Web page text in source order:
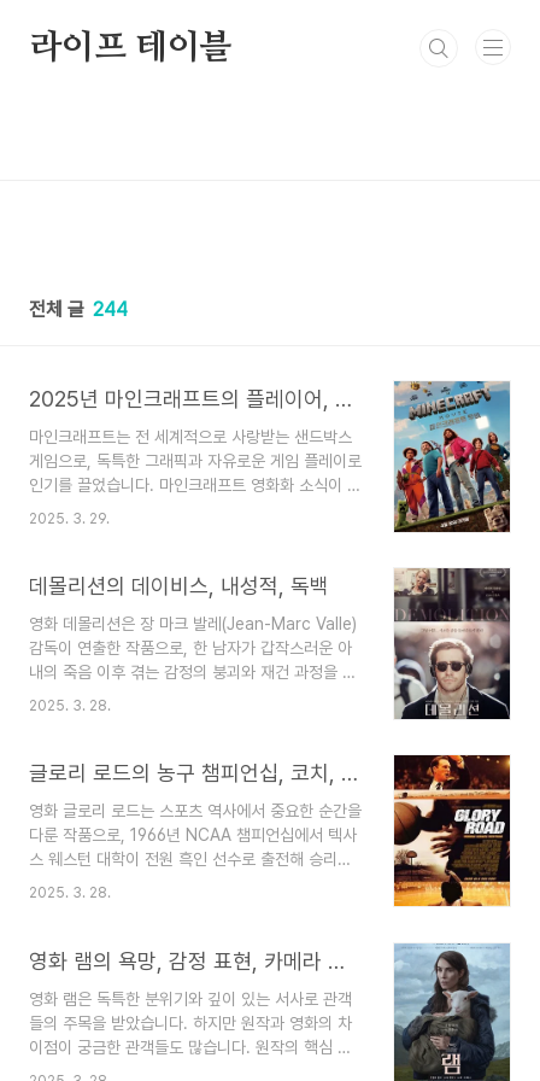
라이프 테이블
전체 글 244
2025년 마인크래프트의 플레이어, 아바타, 세계관
마인크래프트는 전 세계적으로 사랑받는 샌드박스
게임으로, 독특한 그래픽과 자유로운 게임 플레이로
인기를 끌었습니다. 마인크래프트 영화화 소식이 전
해지면서 원작 팬들의 기대와 우려가 동시에 커졌습
중심으로 자세히 비교 분석해 보겠습니다.1. 플레이
리가 없습니다. 게임 내에서 플레이어는 자유롭게
자원을 채집하고, 건축을 하며, 크리퍼(Creeper)와
같은 몬스터를 피하거나 물리치는 등 자신만의 이야
기를 만들어 나갑니다. 플레이어의 창의성이 게임의
엔더 드래곤(Ender..
2025. 3. 29.
데몰리션의 데이비스, 내성적, 독백
영화 데몰리션은 장 마크 발레(Jean-Marc Valle)
감독이 연출한 작품으로, 한 남자가 갑작스러운 아
내의 죽음 이후 겪는 감정의 붕괴와 재건 과정을 그
린 드라마 영화입니다. 영화는 원작 소설의 감정선
원작은 주인공의 내면 심리와 상실감에 대한 깊이
감정을 시각적으로 표현하면서 보다 직접적이고 극
적인 장면을 통해 관객의 공감을 끌어냅니다. 또한
원작이 주인공의 내면 탐구에 집중했다면, 영화는
주인공이 타인과의 관계를 통해 자신의 감정을 치유
방식의 세 가지..
2025. 3. 28.
글로리 로드의 농구 챔피언십, 코치, 슬로우
영화 글로리 로드는 스포츠 역사에서 중요한 순간을
다룬 작품으로, 1966년 NCAA 챔피언십에서 텍사
스 웨스턴 대학이 전원 흑인 선수로 출전해 승리한
실화를 바탕으로 제작되었습니다. 원작은 실제 사건
반해 영화는 스포츠 경기의 긴장감과 팀워크, 그리
고 인종 차별을 극복하는 과정에서의 감정적 요소를
강조합니다. 원작이 사건의 사실성과 스포츠의 기술
적 측면을 중점적으로 다루지만 영화는 드라마틱한
연출과 감동적인 서사를 통해 관객의 감정을 자극합
니다. 이 글에서는 영화와 원작의 차이를 스토리 전
2025. 3. 28.
영화 램의 욕망, 감정 표현, 카메라 앵글
영화 램은 독특한 분위기와 깊이 있는 서사로 관객
들의 주목을 받았습니다. 하지만 원작과 영화의 차
이점이 궁금한 관객들도 많습니다. 원작의 핵심 메
시지가 영화에서 얼마나 잘 반영되었는지, 캐릭터